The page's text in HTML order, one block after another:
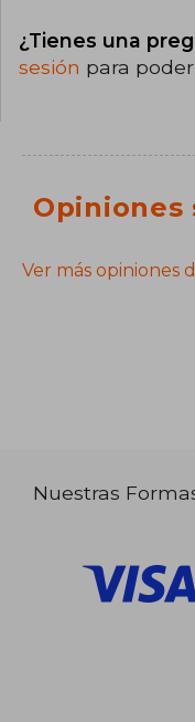
¿Tienes una
sesión para
Opiniones
Ver más opiniones
Nuestras